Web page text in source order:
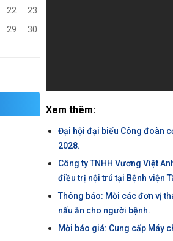
22
23
29
30
Xem thêm:
Đại hội đại biểu Công đoàn
2028.
Công ty TNHH Vương Việt
điều trị nội trú tại Bệnh viện
Thông báo: Mời các đơn vị
nấu ăn cho người bệnh.
Mời báo giá: Cung cấp Máy